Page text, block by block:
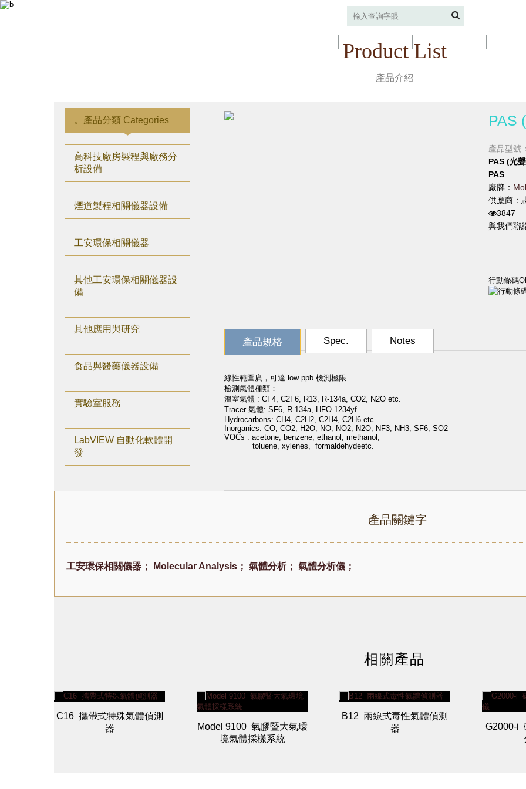
產品介紹 廠牌介紹
Product List
產品介紹
產品分類 Categories
高科技廠房製程與廠務分
析設備
煙道製程相關儀器設備
工安環保相關儀器
其他工安環保相關儀器設
備
其他應用與研究
食品與醫藥儀器設備
實驗室服務
LabVIEW 自動化軟體開
發
PAS
產品型號
PAS (光
PAS
廠牌：
供應商：
3847
與我們聯
行動條碼
產品規格 Spec. Notes
線性範圍廣，可達 low ppb 檢測極限
檢測氣體種類：
溫室氣體 : CF4, C2F6, R13, R-134a, CO2, N2O etc.
Tracer 氣體: SF6, R-134a, HFO-1234yf
Hydrocarbons: CH4, C2H2, C2H4, C2H6 etc.
Inorganics: CO, CO2, H2O, NO, NO2, N2O, NF3, NH3, SF6, SO2
VOCs : acetone, benzene, ethanol, methanol,
toluene, xylenes, formaldehydeetc.
產品關鍵字
工安環保相關儀器； Molecular Analysis； 氣體分析； 氣體分析儀；
相關產品
C16 攜帶式特殊氣體偵測
器
Model 9100 氣膠暨大氣環
境氣體採樣系統
B12 兩線式毒性氣體偵測
器
G2000-i